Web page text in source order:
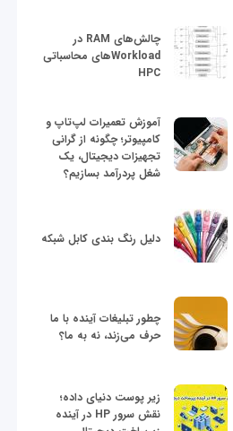
چالش‌های RAM در
Workloadهای محاسباتی
HPC
آموزش تعمیرات لپ‌تاپ و
کامپیوتر؛ چگونه از گرانی
تجهیزات دیجیتال، یک
شغل پردرآمد بسازیم؟
دلیل رنگ بندی کابل شبکه
چطور تبلیغات آینده با ما
حرف می‌زند، نه به ما؟
زیر پوست دنیای داده؛
نقش سرور HP در آینده